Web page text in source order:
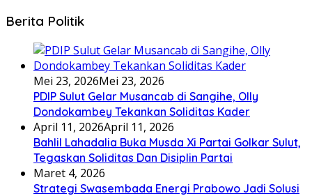
Berita Politik
Mei 23, 2026Mei 23, 2026
PDIP Sulut Gelar Musancab di Sangihe, Olly
Dondokambey Tekankan Soliditas Kader
April 11, 2026April 11, 2026
Bahlil Lahadalia Buka Musda Xi Partai Golkar Sulut,
Tegaskan Soliditas Dan Disiplin Partai
Maret 4, 2026
Strategi Swasembada Energi Prabowo Jadi Solusi